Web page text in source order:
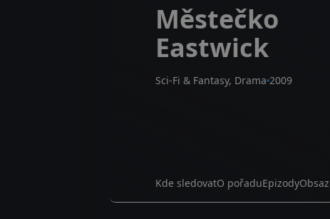
Městečko
Eastwick
Sci-Fi & Fantasy, Drama 2009
Kde sledovatO pořaduEpizody